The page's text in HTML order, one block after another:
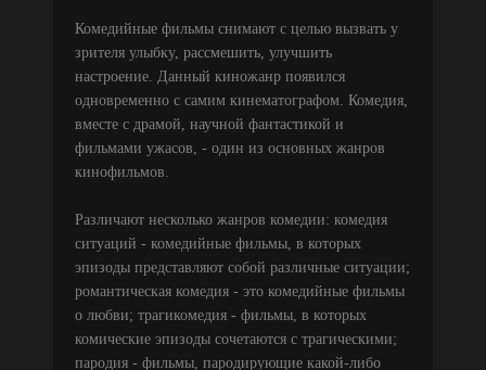
Комедийные фильмы снимают с целью вызвать у
зрителя улыбку, рассмешить, улучшить
настроение. Данный киножанр появился
одновременно с самим кинематографом. Комедия,
вместе с драмой, научной фантастикой и
фильмами ужасов, - один из основных жанров
кинофильмов.
Различают несколько жанров комедии: комедия
ситуаций - комедийные фильмы, в которых
эпизоды представляют собой различные ситуации;
романтическая комедия - это комедийные фильмы
о любви; трагикомедия - фильмы, в которых
комические эпизоды сочетаются с трагическими;
пародия - фильмы, пародирующие какой-либо